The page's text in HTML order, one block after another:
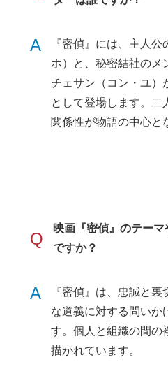
A
『密偵』には、主人
ホ）と、秘密結社のメ
チェサン（コン・ユ）
として登場します。二
関係性が物語の中心と
Q
映画『密偵』のテー
ですか？
A
『密偵』は、忠誠と
な道義に対する問いか
す。個人と組織の間の
描かれています。